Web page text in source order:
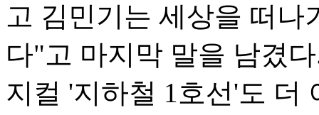
고 김민기는 세상을 떠나
다"고 마지막 말을 남겼
지컬 '지하철 1호선'도 더